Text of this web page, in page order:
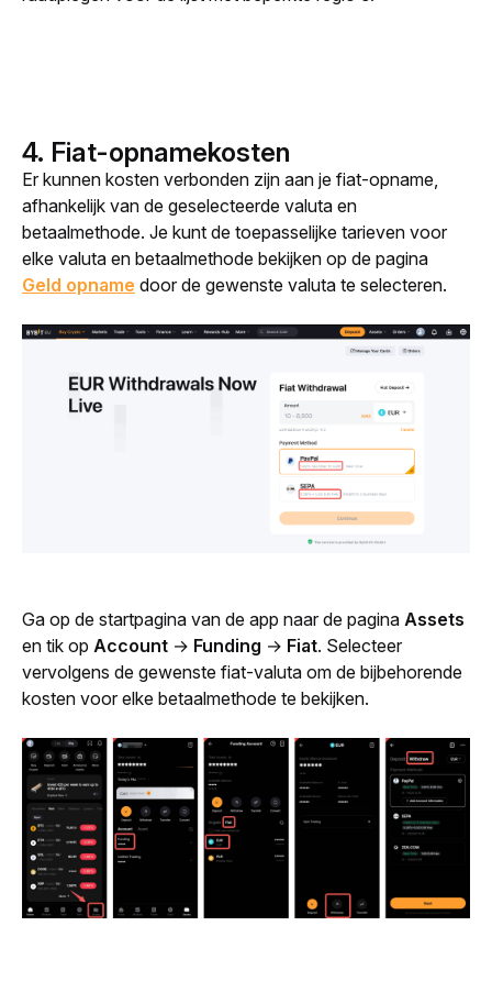
4. Fiat-opnamekosten
Er kunnen kosten verbonden zijn aan je fiat-opname,
afhankelijk van de geselecteerde valuta en
betaalmethode. Je kunt de toepasselijke tarieven voor
Geld opname door de gewenste valuta te selecteren.
Ga op de startpagina van de app naar de pagina Assets
en tik op Account → Funding → Fiat. Selecteer
vervolgens de gewenste fiat-valuta om de bijbehorende
kosten voor elke betaalmethode te bekijken.